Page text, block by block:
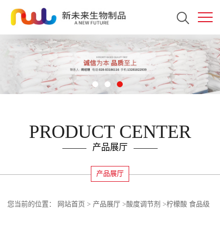
PRODUCT CENTER
产品展厅
产品展厅
您当前的位置： 网站首页 > 产品展厅 >酸度调节剂 >柠檬酸 食品级